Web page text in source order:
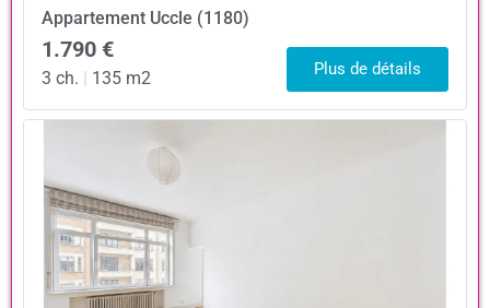
Appartement Uccle (1180)
1.790 €
3 ch. 135 m2 Plus de détails